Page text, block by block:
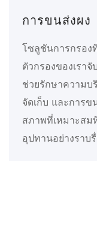
การขนส่งผง
โซลูชันการกรอง
ตัวกรองของเรา
ช่วยรักษาความบ
จัดเก็บ และการข
สภาพที่เหมาะสม
อุปทานอย่างราบ